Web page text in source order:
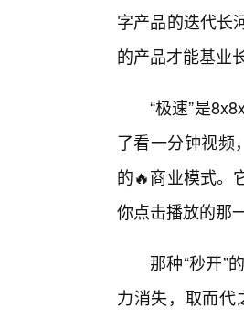
字产品的迭代长
的产品才能基业
“极速”是
了看一分钟视频
的🔥商业模式。
你点击播放的那
那种“秒开”
力消失，取而